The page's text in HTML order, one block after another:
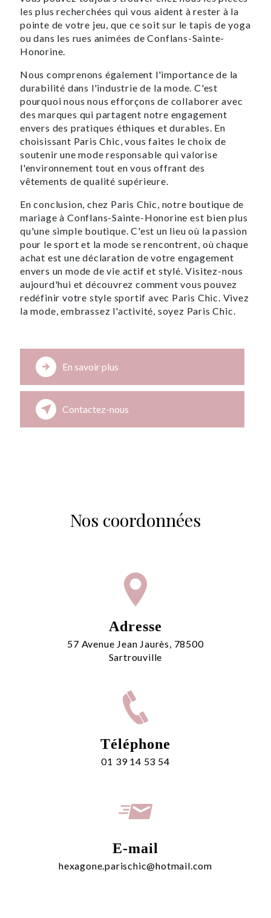
les plus recherchées qui vous aident à rester à la
pointe de votre jeu, que ce soit sur le tapis de yoga
ou dans les rues animées de Conflans-Sainte-
Honorine.
Nous comprenons également l'importance de la
durabilité dans l'industrie de la mode. C'est
pourquoi nous nous efforçons de collaborer avec
des marques qui partagent notre engagement
envers des pratiques éthiques et durables. En
choisissant Paris Chic, vous faites le choix de
soutenir une mode responsable qui valorise
l'environnement tout en vous offrant des
vêtements de qualité supérieure.
En conclusion, chez Paris Chic, notre boutique de
mariage à Conflans-Sainte-Honorine est bien plus
qu'une simple boutique. C'est un lieu où la passion
pour le sport et la mode se rencontrent, où chaque
achat est une déclaration de votre engagement
envers un mode de vie actif et stylé. Visitez-nous
aujourd'hui et découvrez comment vous pouvez
redéfinir votre style sportif avec Paris Chic. Vivez
la mode, embrassez l'activité, soyez Paris Chic.
En savoir plus
Contactez-nous
Nos coordonnées
Adresse
57 Avenue Jean Jaurès, 78500
Sartrouville
Téléphone
01 39 14 53 54
E-mail
hexagone.parischic@hotmail.com